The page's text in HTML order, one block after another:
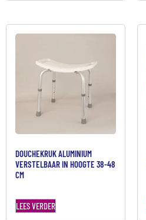
DOUCHEKRUK ALUMINIUM
VERSTELBAAR IN HOOGTE 38-48
CM
LEES VERDER